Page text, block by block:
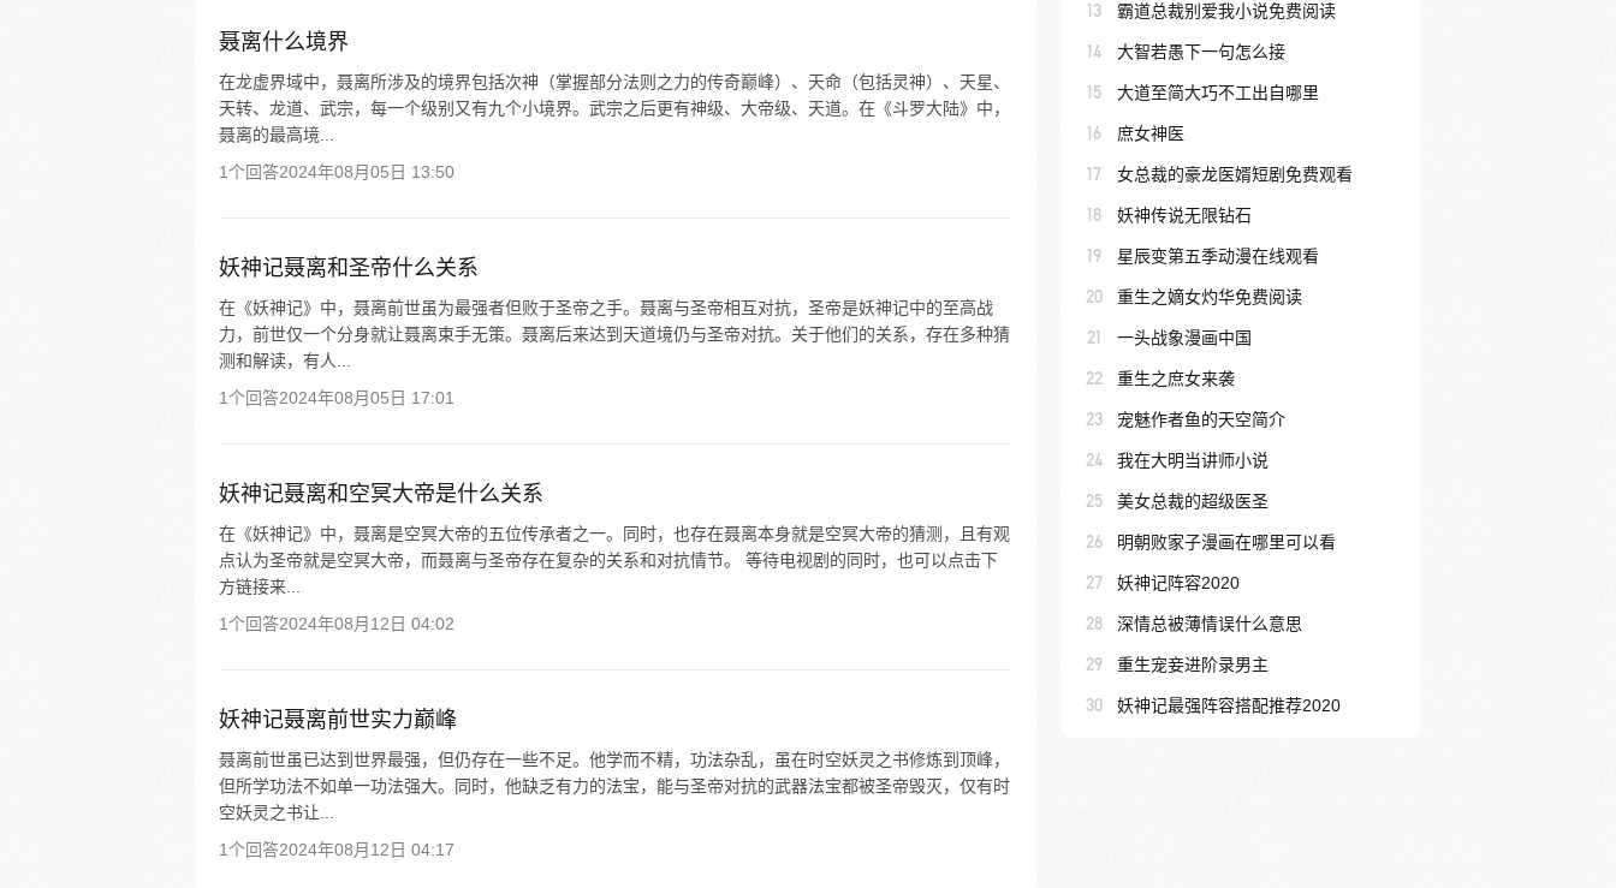
聂离什么境界
在龙虚界域中，聂离所涉及的境界包括次神（掌握部分法则之力的传奇巅峰）、天命（包括灵神）、天星、
天转、龙道、武宗，每一个级别又有九个小境界。武宗之后更有神级、大帝级、天道。在《斗罗大陆》中，
聂离的最高境...
1个回答2024年08月05日 13:50
妖神记聂离和圣帝什么关系
在《妖神记》中，聂离前世虽为最强者但败于圣帝之手。聂离与圣帝相互对抗，圣帝是妖神记中的至高战
力，前世仅一个分身就让聂离束手无策。聂离后来达到天道境仍与圣帝对抗。关于他们的关系，存在多种猜
测和解读，有人...
1个回答2024年08月05日 17:01
妖神记聂离和空冥大帝是什么关系
在《妖神记》中，聂离是空冥大帝的五位传承者之一。同时，也存在聂离本身就是空冥大帝的猜测，且有观
点认为圣帝就是空冥大帝，而聂离与圣帝存在复杂的关系和对抗情节。 等待电视剧的同时，也可以点击下
方链接来...
1个回答2024年08月12日 04:02
妖神记聂离前世实力巅峰
聂离前世虽已达到世界最强，但仍存在一些不足。他学而不精，功法杂乱，虽在时空妖灵之书修炼到顶峰，
但所学功法不如单一功法强大。同时，他缺乏有力的法宝，能与圣帝对抗的武器法宝都被圣帝毁灭，仅有时
空妖灵之书让...
1个回答2024年08月12日 04:17
13 霸道总裁别爱我小说免费阅读
14 大智若愚下一句怎么接
15 大道至简大巧不工出自哪里
16 庶女神医
17 女总裁的豪龙医婿短剧免费观看
18 妖神传说无限钻石
19 星辰变第五季动漫在线观看
20 重生之嫡女灼华免费阅读
21 一头战象漫画中国
22 重生之庶女来袭
23 宠魅作者鱼的天空简介
24 我在大明当讲师小说
25 美女总裁的超级医圣
26 明朝败家子漫画在哪里可以看
27 妖神记阵容2020
28 深情总被薄情误什么意思
29 重生宠妾进阶录男主
30 妖神记最强阵容搭配推荐2020